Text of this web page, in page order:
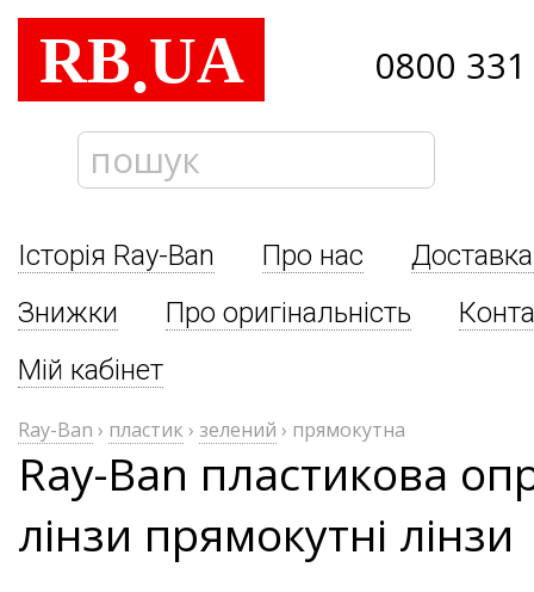
RB.UA 0800
Історія Ray-Ban Про нас
Знижки
Про оригінальність
Мій кабінет
Ray-Ban › пластик › зелений › прямокутна
Ray-Ban пластикова
лінзи прямокутні лінзи